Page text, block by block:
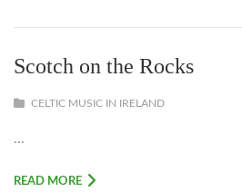
Scotch on the Rocks
CELTIC MUSIC IN IRELAND
...
READ MORE